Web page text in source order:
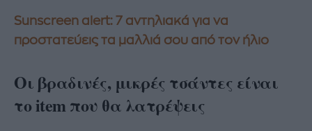
Sunscreen alert: 7 αντηλιακά για να
προστατεύεις τα μαλλιά σου από τον ήλιο
Οι βραδινές, μικρές τσάντες είναι
τοitem που θα λατρέψεις